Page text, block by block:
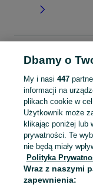
KATEGORIA
Mapa kategorii
Mapa miejscowości
Mapa ministron
Popularne wyszukiwania
Dbamy o
My i nasi 447
informacji na
plikach cookie w
Użytkownik może
klikając poniżej lub
prywatności. Te
nie będą miały
Polityka
Wraz z naszymi
zapewnienia: